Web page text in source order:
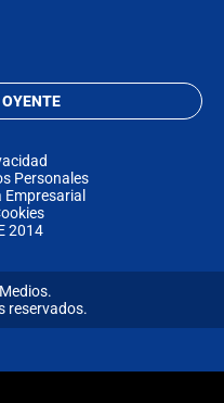
Personales
2014
reservados.